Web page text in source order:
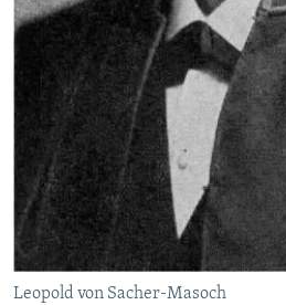
Leopold von Sacher-Masoch